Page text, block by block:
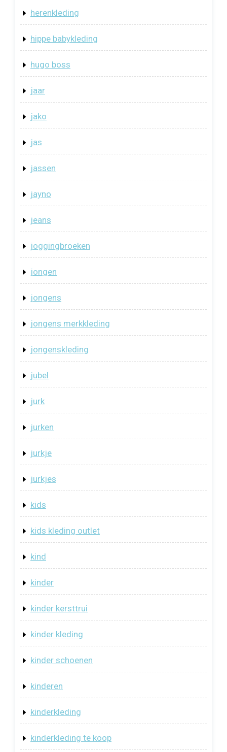
herenkleding
hippe babykleding
hugo boss
jaar
jako
jas
jassen
jayno
jeans
joggingbroeken
jongen
jongens
jongens merkkleding
jongenskleding
jubel
jurk
jurken
jurkje
jurkjes
kids
kids kleding outlet
kind
kinder
kinder kersttrui
kinder kleding
kinder schoenen
kinderen
kinderkleding
kinderkleding te koop